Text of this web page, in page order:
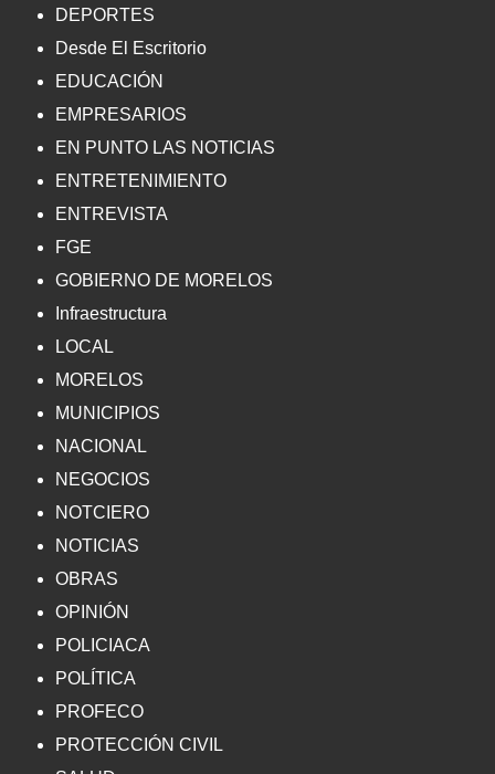
DEPORTES
Desde El Escritorio
EDUCACIÓN
EMPRESARIOS
EN PUNTO LAS NOTICIAS
ENTRETENIMIENTO
ENTREVISTA
FGE
GOBIERNO DE MORELOS
Infraestructura
LOCAL
MORELOS
MUNICIPIOS
NACIONAL
NEGOCIOS
NOTCIERO
NOTICIAS
OBRAS
OPINIÓN
POLICIACA
POLÍTICA
PROFECO
PROTECCIÓN CIVIL